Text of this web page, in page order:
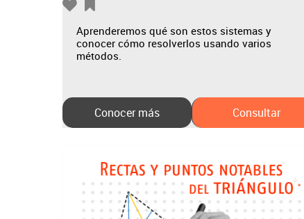
Aprenderemos qué son estos sistemas y
conocer cómo resolverlos usando varios
métodos.
Conocer más Consultar